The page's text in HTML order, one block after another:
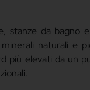
stanze da bagno
naturali e
più elevati da un